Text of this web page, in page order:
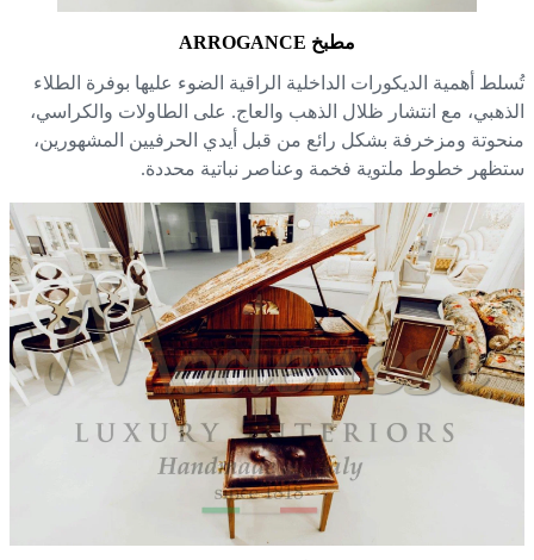
مطبخ ARROGANCE
أهمية الديكورات الداخلية الراقية الضوء عليها بوفرة الطلاء
مع انتشار ظلال الذهب والعاج. على الطاولات والكراسي،
ومزخرفة بشكل رائع من قبل أيدي الحرفيين المشهورين،
خطوط ملتوية فخمة وعناصر نباتية محددة.